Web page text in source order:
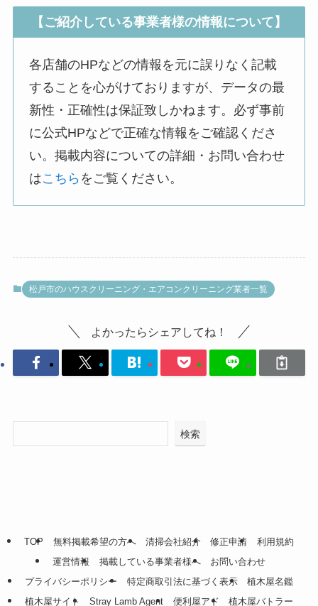
【ご紹介している事業者様の情報について】
各店舗のHPなどの情報を元に誤りなく記載
することを心がけておりますが、データの最
新性・正確性は保証致しかねます。必ず事前
に公式HPなどで正確な情報をご確認くださ
い。掲載内容についての詳細・お問い合わせ
はこちら をご覧ください。
松戸市のハウスクリーニング・エアコンクリーニング業者一覧
よかったらシェアしてね！
検索
TOP 無料掲載希望の方へ 清掃会社紹介 修正申請
利用規約
運営情報
掲載している事業者様へ
お問い合わせ
プライバシーポリシー
特定商取引法に基づく表示
植木屋名鑑
植木屋サイト
Stray Lamb Agent 便利屋アド 植木屋バトラー